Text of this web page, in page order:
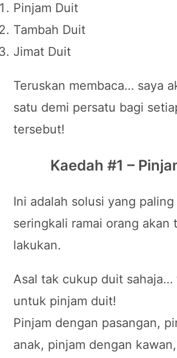
Pinjam Duit
Tambah Duit
Jimat Duit
Teruskan membaca… saya
satu demi persatu bagi
tersebut!
Kaedah #1 –
Ini adalah solusi yang
seringkali ramai orang akan
lakukan.
Asal tak cukup duit
untuk pinjam duit!
Pinjam dengan pasangan,
anak, pinjam dengan